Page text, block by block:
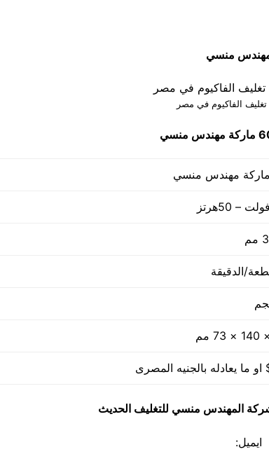
منسي
الفاكيوم في مصر
ماركة مهندس منسي
شركة المهندس منسي للتغليف الحديث
ايميل: